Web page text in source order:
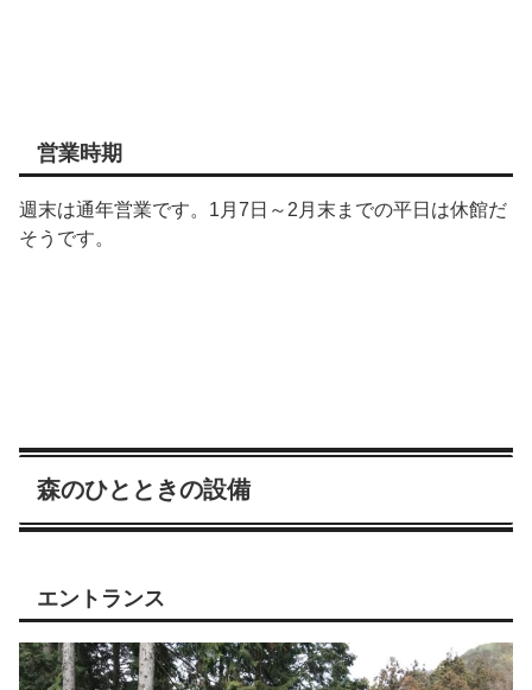
営業時期
週末は通年営業です。1月7日～2月末までの平日は休館だ
そうです。
森のひとときの設備
エントランス